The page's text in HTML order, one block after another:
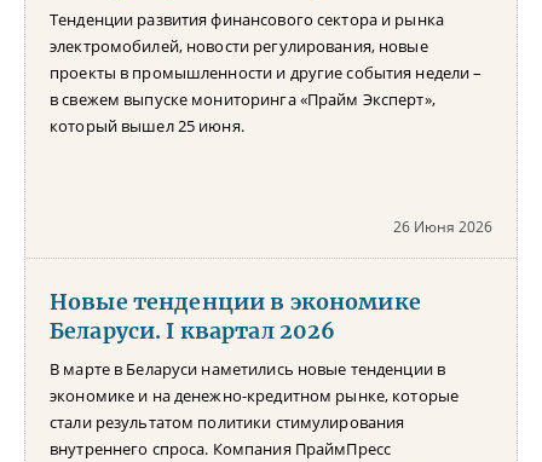
Тенденции развития финансового сектора и рынка
электромобилей, новости регулирования, новые
проекты в промышленности и другие события недели –
в свежем выпуске мониторинга «Прайм Эксперт»,
который вышел 25 июня.
26 Июня 2026
Новые тенденции в экономике
Беларуси. I квартал 2026
В марте в Беларуси наметились новые тенденции в
экономике и на денежно-кредитном рынке, которые
стали результатом политики стимулирования
внутреннего спроса. Компания ПраймПресс